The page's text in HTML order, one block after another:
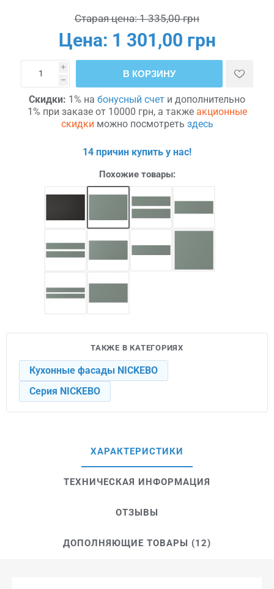
Старая цена: 1 335,00 грн
Цена: 1 301,00 грн
i
h
В КОРЗИНУ
Скидки: 1% на бонусный счет и дополнительно
1% при заказе от 10000 грн, а также акционные
скидки можно посмотреть здесь
14 причин купить у нас!
Похожие товары:
ТАКЖЕ В КАТЕГОРИЯХ
Кухонные фасады NICKEBO
Серия NICKEBO
ХАРАКТЕРИСТИКИ
ТЕХНИЧЕСКАЯ ИНФОРМАЦИЯ
ОТЗЫВЫ
ДОПОЛНЯЮЩИЕ ТОВАРЫ (12)